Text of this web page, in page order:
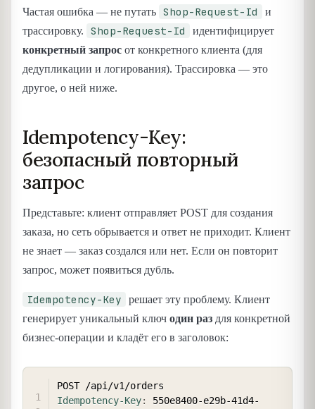
Частая ошибка — не путать Shop-Request-Id
и
трассировку.
Shop-Request-Id
идентифицирует
конкретный запрос от конкретного клиента (для
дедупликации и логирования). Трассировка — это
другое, о ней ниже.
Idempotency-Key:
безопасный повторный
запрос
Представьте: клиент отправляет POST для создания
заказа, но сеть обрывается и ответ не приходит. Клиент
не знает — заказ создался или нет. Если он повторит
запрос, может появиться дубль.
Idempotency-Key
решает эту проблему. Клиент
генерирует уникальный ключ один раз для конкретной
бизнес-операции и кладёт его в заголовок:
Idempotency-Key:
550e8400-e29b-41d4-